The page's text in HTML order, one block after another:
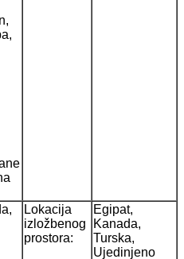
Lokacija
izložbenog
prostora:
Egipat,
Kanada,
Turska,
Ujedinjeno